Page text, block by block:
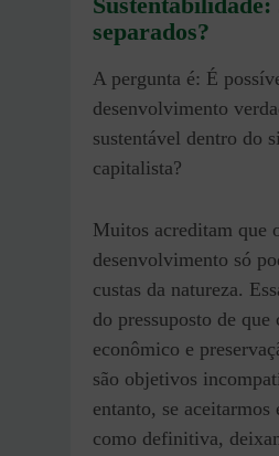
separados?
A pergunta é: É
desenvolvimento
sustentável dentro do
capitalista?
Muitos acreditam que
desenvolvimento só
custas da natureza.
do pressuposto de que
econômico e
são objetivos
entanto, se aceitarmos
como definitiva,